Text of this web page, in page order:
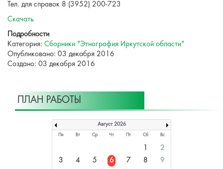
Тел. для справок 8 (3952) 200-723
Скачать
Подробности
Категория: Сборники "Этнография Иркутской области"
Опубликовано: 03 декабря 2016
Создано: 03 декабря 2016
ПЛАН РАБОТЫ
Август 2026
Пн Вт Ср Чт Пт Сб Вс
1
2
3
4 5 6 7 8
9